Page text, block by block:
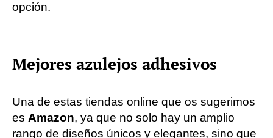
opción.
Mejores azulejos adhesivos
Una de estas tiendas online que os sugerimos
es Amazon, ya que no solo hay un amplio
rango de diseños únicos y elegantes, sino que